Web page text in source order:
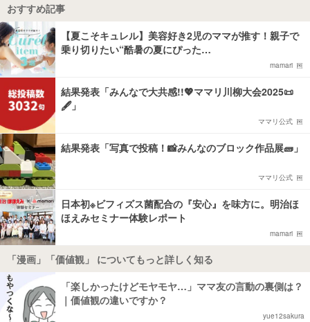
おすすめ記事
【夏こそキュレル】美容好き2児のママが推す！親子で
乗り切りたい“酷暑の夏にぴった…
mamari
結果発表「みんなで大共感!!💖ママリ川柳大会2025📜
🖋️」
ママリ公式
結果発表「写真で投稿！📸みんなのブロック作品展🧱」
ママリ公式
日本初※ビフィズス菌配合の『安心』を味方に。明治ほ
ほえみセミナー体験レポート
mamari
「漫画」「価値観」 についてもっと詳しく知る
「楽しかったけどモヤモヤ…」ママ友の言動の裏側は？
｜価値観の違いですか？
yue12sakura